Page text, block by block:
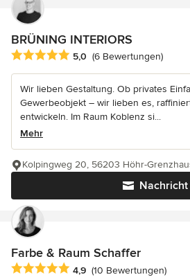
BRÜNING INTERIORS
Durchschnittliche Bewertung: 5 von
5,0 (6 Bewertungen)
Wir lieben Gestaltung. Ob privates
Gewerbeobjekt – wir lieben es,
entwickeln. Im Raum Koblenz si...
Mehr
Nachricht
Kolpingweg 20, 56203 Höhr-
Farbe & Raum Schaffer
Durchschnittliche Bewertung: 4.9
4,9 (10 Bewertungen)